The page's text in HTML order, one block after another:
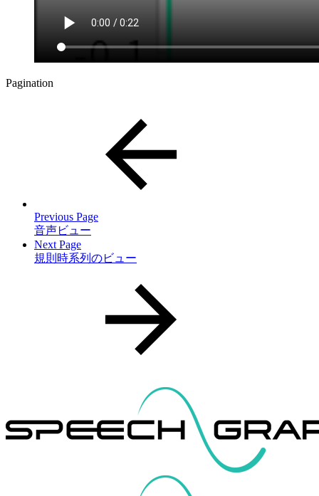
Pagination
Previous Page
音声ビュー
Next Page
規則時系列のビュー